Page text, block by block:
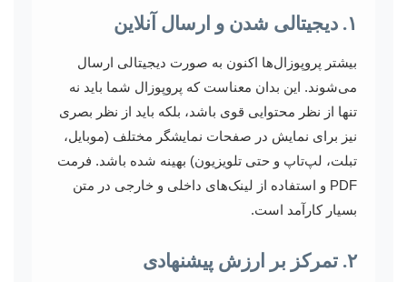
۱. دیجیتالی شدن و ارسال آنلاین
بیشتر پروپوزال‌ها اکنون به صورت دیجیتالی ارسال
می‌شوند. این بدان معناست که پروپوزال شما باید نه
تنها از نظر محتوایی قوی باشد، بلکه باید از نظر بصری
نیز برای نمایش در صفحات نمایشگر مختلف (موبایل،
تبلت، لپ‌تاپ و حتی تلویزیون) بهینه شده باشد. فرمت
PDF و استفاده از لینک‌های داخلی و خارجی در متن
بسیار کارآمد است.
۲. تمرکز بر ارزش پیشنهادی